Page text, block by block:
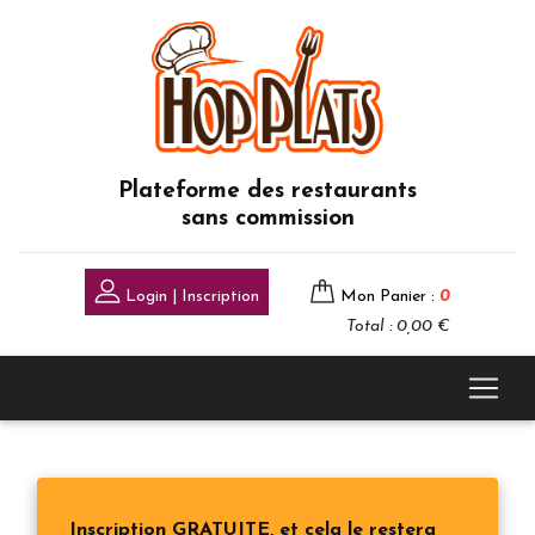
Plateforme des restaurants
sans commission
Login | Inscription Mon Panier : 0
Total : 0,00 €
Inscription GRATUITE, et cela le restera